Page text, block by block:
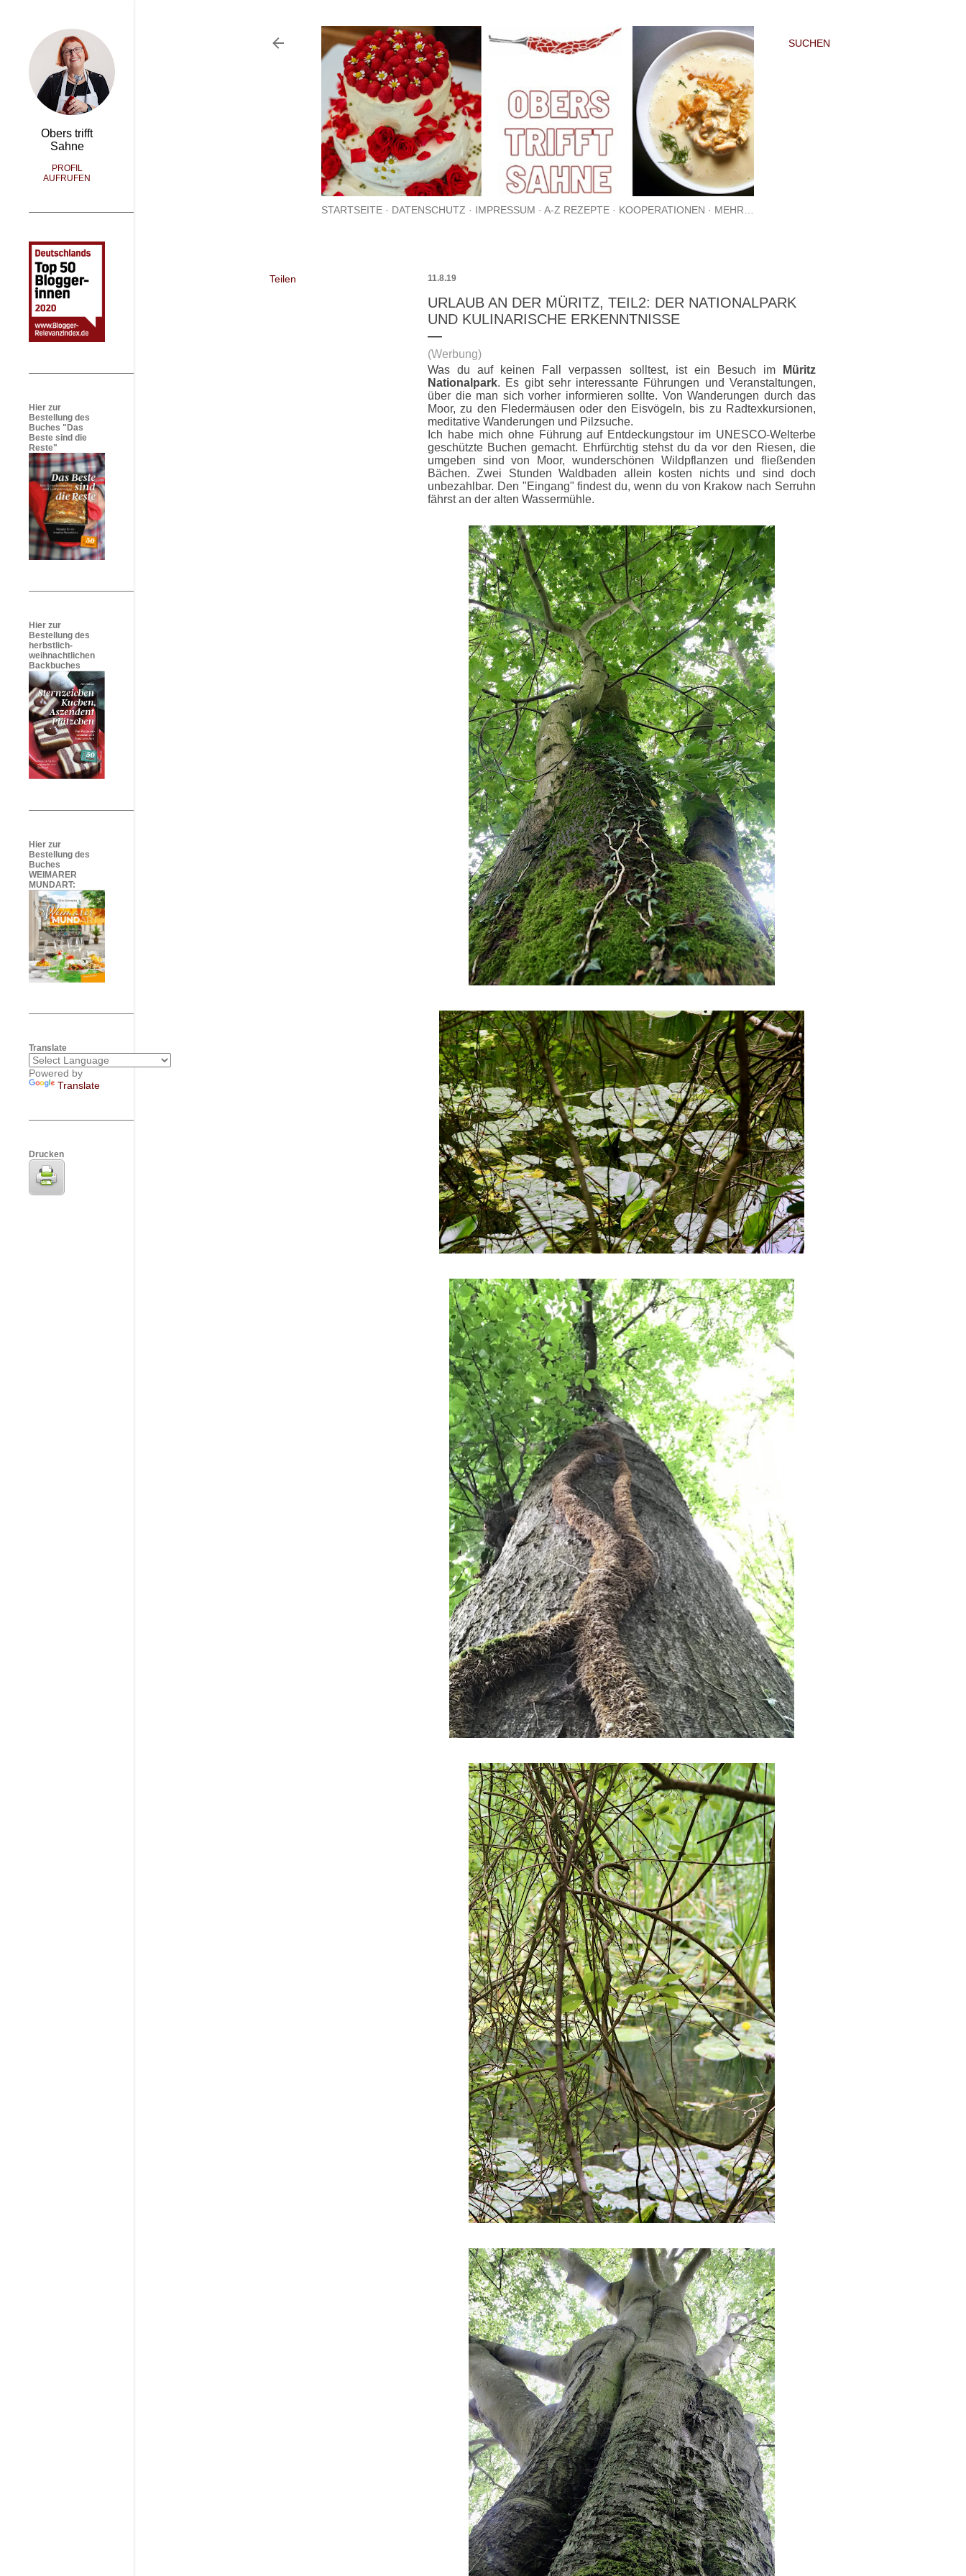
SUCHEN
STARTSEITE DATENSCHUTZ IMPRESSUM A-Z REZEPTE KOOPERATIONEN MEHR…
Teilen 11.8.19
URLAUB AN DER MÜRITZ, TEIL2: DER NATIONALPARK
UND KULINARISCHE ERKENNTNISSE
(Werbung)
Was du auf keinen Fall verpassen solltest, ist ein Besuch imMüritz
Nationalpark. Es gibt sehr interessante Führungen und Veranstaltungen,
über die man sich vorher informieren sollte. Von Wanderungen durch das
Moor, zu den Fledermäusen oder den Eisvögeln, bis zu Radtexkursionen,
meditative Wanderungen und Pilzsuche.
Ich habe mich ohne Führung auf Entdeckungstour im UNESCO-Welterbe
geschützte Buchen gemacht. Ehrfürchtig stehst du da vor den Riesen, die
umgeben sind von Moor, wunderschönen Wildpflanzen und fließenden
Bächen. Zwei Stunden Waldbaden allein kosten nichts und sind doch
unbezahlbar. Den "Eingang" findest du, wenn du von Krakow nach Serruhn
fährst an der alten Wassermühle.
Obers trifft
Sahne
PROFIL
AUFRUFEN
Hier zur
Bestellung des
Buches "Das
Beste sind die
Reste"
Hier zur
Bestellung des
herbstlich-
weihnachtlichen
Backbuches
Hier zur
Bestellung des
Buches
WEIMARER
MUNDART:
Translate
Powered by
Translate
Drucken